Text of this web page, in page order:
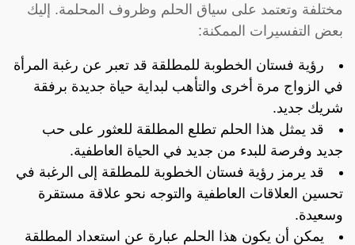
مختلفة وتعتمد على سياق الحلم وظروف المحلمة. إليك
بعض التفسيرات الممكنة:
رؤية فستان الخطوبة للمطلقة قد تعبر عن رغبة المرأة
في الزواج مرة أخرى والتأهب لبداية حياة جديدة برفقة
شريك جديد.
قد يمثل هذا الحلم تطلع المطلقة للعثور على حب
جديد وفرصة للبدء من جديد في الحياة العاطفية.
قد يرمز رؤية فستان الخطوبة للمطلقة إلى الرغبة في
تحسين العلاقات العاطفية والتوجه نحو علاقة مستقرة
وسعيدة.
يمكن أن يكون هذا الحلم عبارة عن استعداد المطلقة